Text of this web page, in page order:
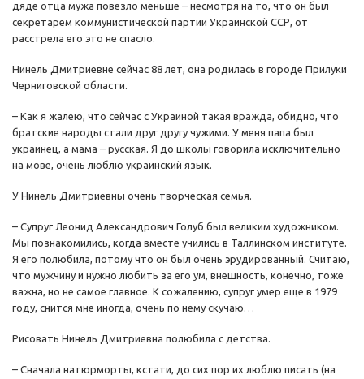
дяде отца мужа повезло меньше – несмотря на то, что он был
секретарем коммунистической партии Украинской ССР, от
расстрела его это не спасло.
Нинель Дмитриевне сейчас 88 лет, она родилась в городе Прилуки
Черниговской области.
– Как я жалею, что сейчас с Украиной такая вражда, обидно, что
братские народы стали друг другу чужими. У меня папа был
украинец, а мама – русская. Я до школы говорила исключительно
на мове, очень люблю украинский язык.
У Нинель Дмитриевны очень творческая семья.
– Супруг Леонид Александрович Голуб был великим художником.
Мы познакомились, когда вместе учились в Таллинском институте.
Я его полюбила, потому что он был очень эрудированный. Считаю,
что мужчину и нужно любить за его ум, внешность, конечно, тоже
важна, но не самое главное. К сожалению, супруг умер еще в 1979
году, снится мне иногда, очень по нему скучаю…
Рисовать Нинель Дмитриевна полюбила с детства.
– Сначала натюрморты, кстати, до сих пор их люблю писать (на